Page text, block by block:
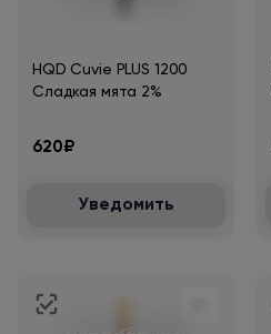
HQD Cuvie PLUS 1200
Сладкая мята 2%
620₽
Уведомить